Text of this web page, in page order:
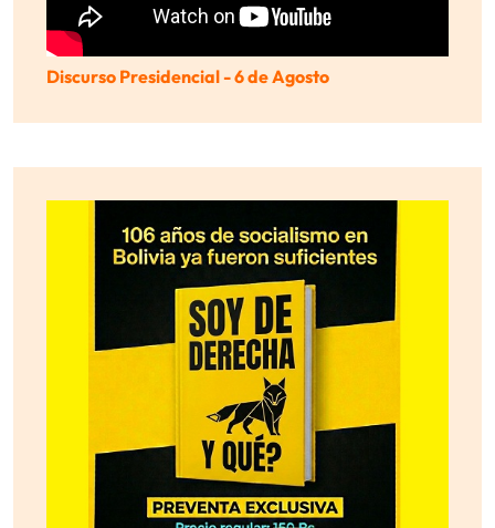
Discurso Presidencial - 6 de Agosto